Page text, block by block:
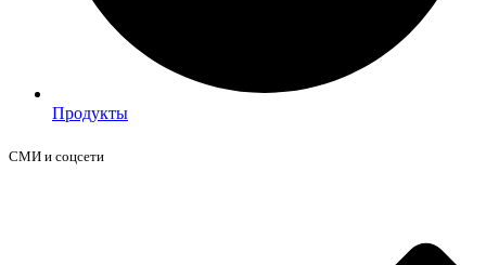
Продукты
СМИ и соцсети